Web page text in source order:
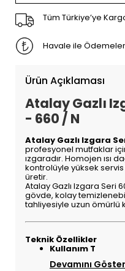
Tüm Türkiye’ye
Havale ile
Ürün Açıklaması
Atalay Gazlı
- 660 / N
Atalay Gazlı Izgara
profesyonel mutfaklar
ızgaradır. Homojen ısı
kontrolüyle yüksek
üretir.
Atalay Gazlı Izgara Seri
gövde, kolay
tahliyesiyle uzun ömürlü
Teknik Özellikler
Kullanım T
Devamını Göster